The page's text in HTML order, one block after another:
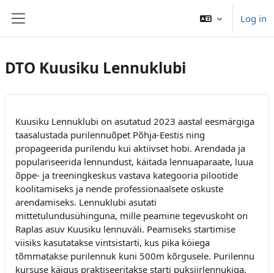
Log in
DTO Kuusiku Lennuklubi
Kuusiku Lennuklubi on asutatud 2023 aastal eesmärgiga
taasalustada purilennuõpet Põhja-Eestis ning
propageerida purilendu kui aktiivset hobi. Arendada ja
populariseerida lennundust, käitada lennuaparaate, luua
õppe- ja treeningkeskus vastava kategooria pilootide
koolitamiseks ja nende professionaalsete oskuste
arendamiseks. Lennuklubi asutati
mittetulundusühinguna, mille peamine tegevuskoht on
Raplas asuv Kuusiku lennuväli. Peamiseks startimise
viisiks kasutatakse vintsistarti, kus pika köiega
tõmmatakse purilennuk kuni 500m kõrgusele. Purilennu
kursuse käigus praktiseeritakse starti puksiirlennukiga.